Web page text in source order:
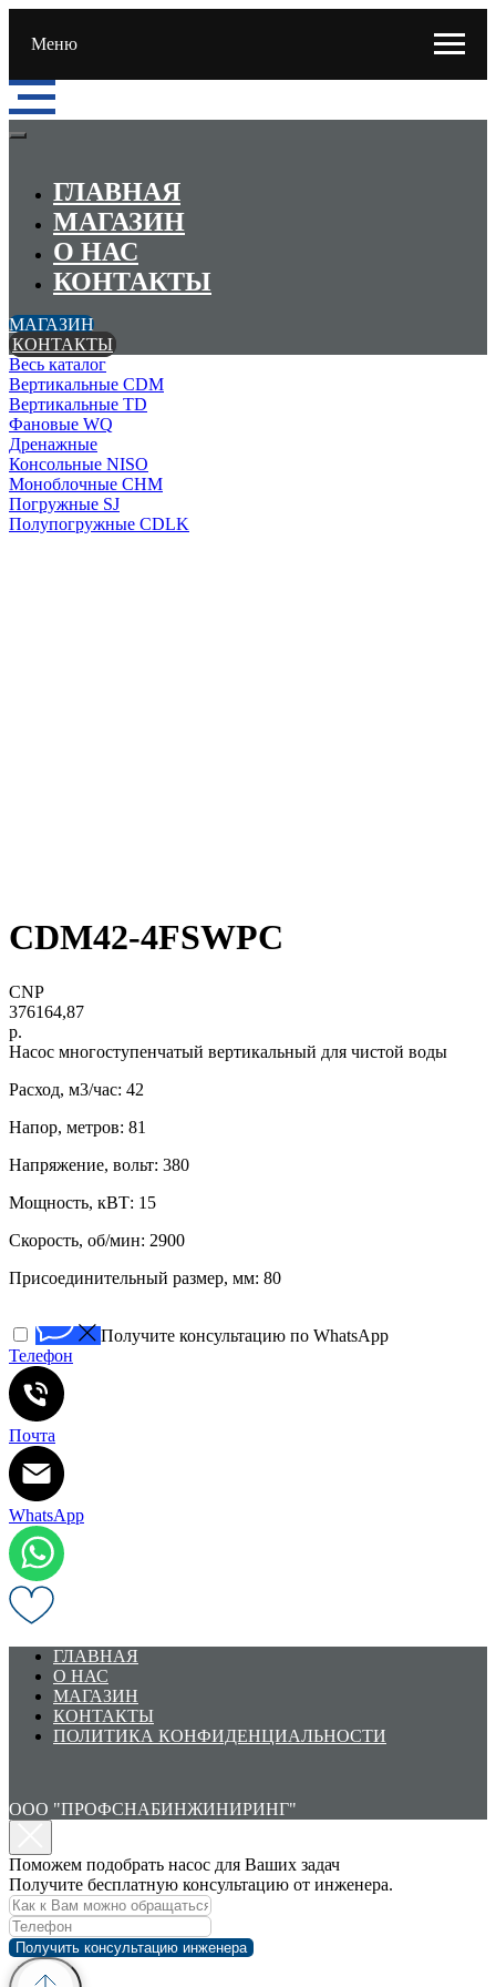
Меню
ГЛАВНАЯ
МАГАЗИН
О НАС
КОНТАКТЫ
МАГАЗИН
КОНТАКТЫ
Весь каталог
Вертикальные CDM
Вертикальные TD
Фановые WQ
Дренажные
Консольные NISO
Моноблочные CHМ
Погружные SJ
Полупогружные CDLK
CDM42-4FSWPC
CNP
376164,87
р.
Нacоc многоступенчатый вертикaльный для чистoй воды
Расход, м3/час: 42
Напор, метров: 81
Напряжение, вольт: 380
Мощность, кВТ: 15
Скорость, об/мин: 2900
Присоединительный размер, мм: 80
Получите консультацию по WhatsApp
Телефон
Почта
WhatsApp
ГЛАВНАЯ
О НАС
МАГАЗИН
КОНТАКТЫ
ПОЛИТИКА КОНФИДЕНЦИАЛЬНОСТИ
ООО "ПРОФСНАБИНЖИНИРИНГ"
Поможем подобрать насос для Ваших задач
Получите бесплатную консультацию от инженера.
Получить консультацию инженера